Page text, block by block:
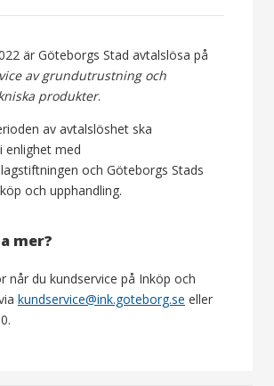
är Göteborgs Stad avtalslösa på
av grundutrustning och
produkter.
av avtalslöshet ska
enlighet med
och Göteborgs Stads
och upphandling.
mer?
når du kundservice på Inköp och
kundservice@ink.goteborg.se eller